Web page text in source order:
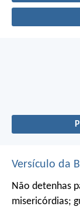
Versículo da
Não detenhas
misericórdias;